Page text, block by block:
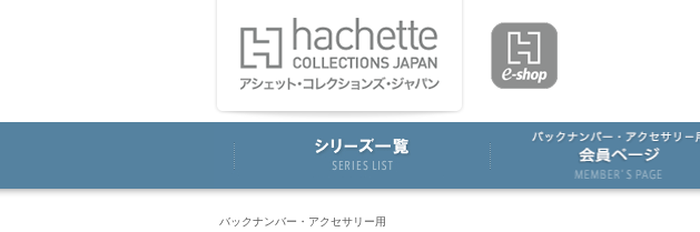
バックナンバー・アクセサリー用